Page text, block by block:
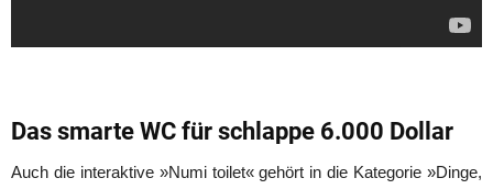
Das smarte WC für schlappe 6.000 Dollar
Auch die interaktive »Numi toilet« gehört in die Kategorie »Dinge,